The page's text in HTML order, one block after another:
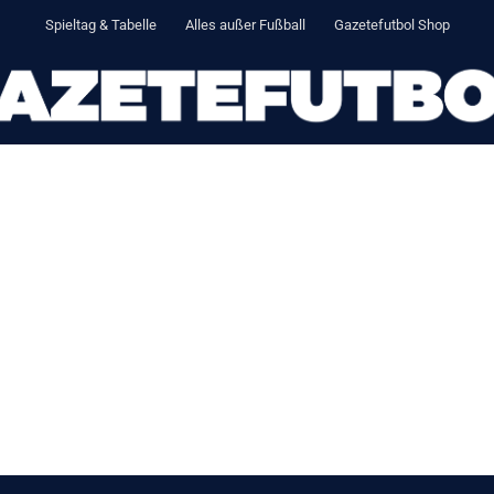
Spieltag & Tabelle Alles außer Fußball Gazetefutbol Shop